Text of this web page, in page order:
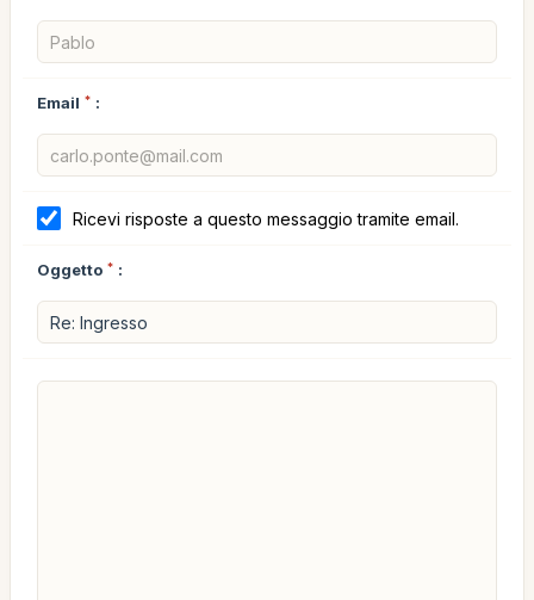
Email * :
Ricevi risposte a questo messaggio tramite email.
Oggetto * :